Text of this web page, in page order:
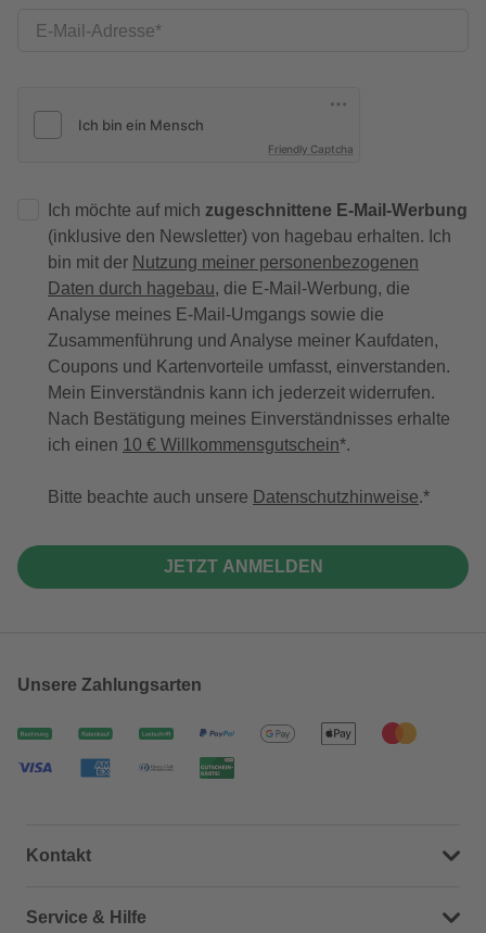
E-Mail-Adresse
Friendly Captcha
Ich möchte auf mich zugeschnittene E-Mail-Werbung
(inklusive den Newsletter) von hagebau erhalten. Ich
bin mit der Nutzung meiner personenbezogenen
Daten durch hagebau, die E-Mail-Werbung, die
Analyse meines E-Mail-Umgangs sowie die
Zusammenführung und Analyse meiner Kaufdaten,
Coupons und Kartenvorteile umfasst, einverstanden.
Mein Einverständnis kann ich jederzeit widerrufen.
Nach Bestätigung meines Einverständnisses erhalte
ich einen 10 € Willkommensgutschein*.
Bitte beachte auch unsere Datenschutzhinweise.
JETZT ANMELDEN
Unsere Zahlungsarten
Kontakt
Dein Kontakt zu uns
Service & Hilfe